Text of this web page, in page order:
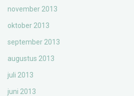
november 2013
oktober 2013
september 2013
augustus 2013
juli 2013
juni 2013